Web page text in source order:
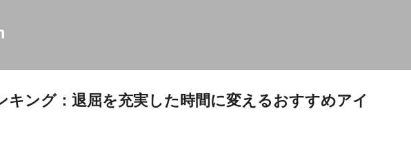
キング：退屈を充実した時間に変えるおすすめアイ